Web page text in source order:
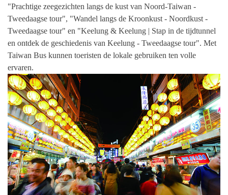
"Prachtige zeegezichten langs de kust van Noord-Taiwan -
Tweedaagse tour", "Wandel langs de Kroonkust - Noordkust -
Tweedaagse tour" en "Keelung & Keelung | Stap in de tijdtunnel
en ontdek de geschiedenis van Keelung - Tweedaagse tour". Met
Taiwan Bus kunnen toeristen de lokale gebruiken ten volle
ervaren.